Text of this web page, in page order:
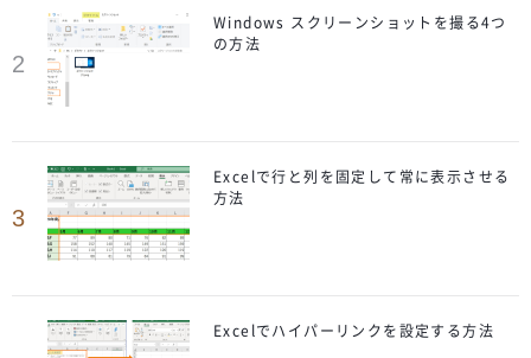
2
Windows スクリーンショットを撮る4つ
の方法
3
Excelで行と列を固定して常に表示させる
方法
Excelでハイパーリンクを設定する方法